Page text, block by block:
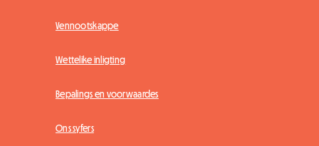
Vennootskappe
Wettelike inligting
Bepalings en voorwaardes
Ons syfers